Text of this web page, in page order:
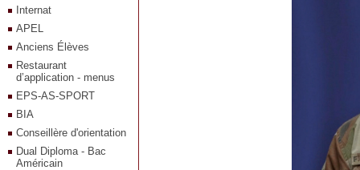
Internat
APEL
Anciens Élèves
Restaurant
d’application - menus
EPS-AS-SPORT
BIA
Conseillère d'orientation
Dual Diploma - Bac
Américain